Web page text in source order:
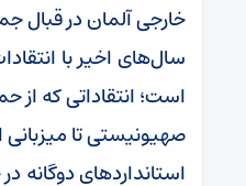
خارجی آلمان در قبال
سال‌های اخیر با
است؛ انتقاداتی که از
صهیونیستی تا میزبانی
استانداردهای دوگانه